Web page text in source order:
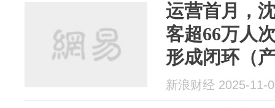
运营首月，
客超66万人
形成闭环（
工程）
新浪财经 2025-11-